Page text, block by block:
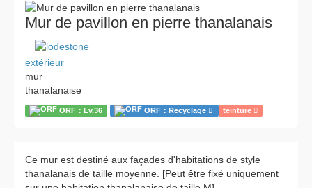
Mur de pavillon en pierre thanalanais
extérieur
mur
thanalanaise
ORF：Lv.36 ORF：Recyclage teinture
Ce mur est destiné aux façades d'habitations de style
thanalanais de taille moyenne. [Peut être fixé uniquement